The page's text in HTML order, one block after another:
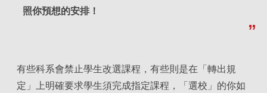
照你預想的安排！
有些科系會禁止學生改選課程，有些則是在「轉出規
定」上明確要求學生須完成指定課程，「選校」的你如